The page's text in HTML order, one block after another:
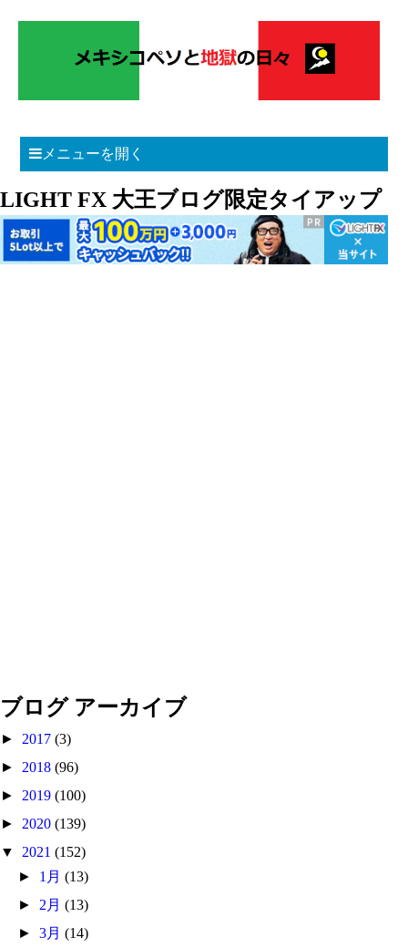
メニューを開く
LIGHT FX 大王ブログ限定タイアップ
ブログ アーカイブ
► 2017 (3)
► 2018 (96)
► 2019 (100)
► 2020 (139)
▼ 2021 (152)
► 1月(13)
► 2月(13)
►3月(14)